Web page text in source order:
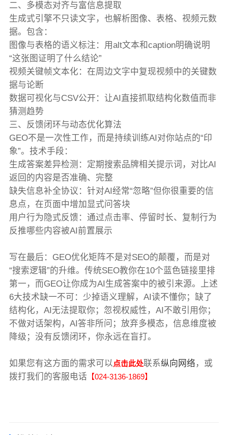
二、多模态对齐与富信息提取
生成式引擎不只读文字，也解析图像、表格、视频元数
据。包含：
图像与表格的语义标注：用alt文本和caption明确说明
“这张图证明了什么结论”
视频关键帧文本化：在周边文字中复现视频中的关键数
据与论断
数据可视化与CSV公开：让AI直接抓取结构化数值而非
猜测趋势
三、反馈闭环与动态优化算法
GEO不是一次性工作，而是持续训练AI对你站点的“印
象”。技术手段：
生成答案差异检测：定期搜索品牌相关提示词，对比AI
返回的内容是否准确、完整
缺失信息补全协议：针对AI经常“忽略”但你很重要的信
息点，在页面中增加显式问答块
用户行为隐式反馈：通过点击率、停留时长、复制行为
反推哪些内容被AI前置展示
写在最后：GEO优化矩阵不是对SEO的颠覆，而是对
“搜索逻辑”的升维。传统SEO教你在10个蓝色链接里排
第一，而GEO让你成为AI生成答案中的被引来源。上述
6大技术缺一不可：少掉语义理解，AI读不懂你；缺了
结构化，AI无法提取你；忽视权威性，AI不敢引用你；
不做对话架构，AI答非所问；放弃多模态，信息维度被
降级；没有反馈闭环，你永远在盲打。
如果您有这方面的需求可以点击此处联系纵向网络 ，或
拨打我们的客服电话 【024-3136-1869】